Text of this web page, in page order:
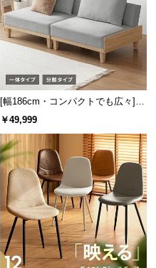
[幅186cm・コンパクトでも広々] 3
人掛けソファベッド リクライニン
￥49,999